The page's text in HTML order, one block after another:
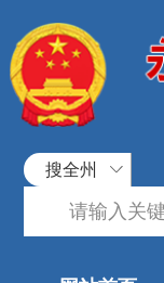
搜全州